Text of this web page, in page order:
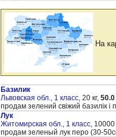
На
Базилик
Львовская обл., 1 класс, 20 кг, 50.0
продам зелений свіжий базилік і
Лук
Житомирская обл., 1 класс, 10000
продам зеленый лук перо (30-